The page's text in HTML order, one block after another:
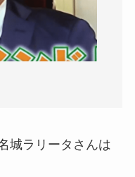
城ラリータさんは